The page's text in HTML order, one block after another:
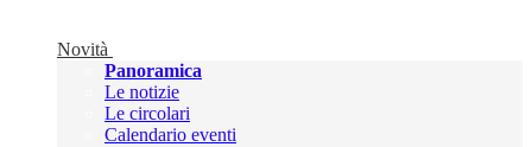
Novità
Panoramica
Le notizie
Le circolari
Calendario eventi